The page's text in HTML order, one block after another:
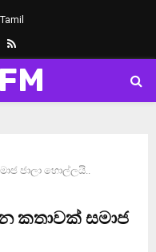
Tamil
Rss
ජාලා හොල්ලයි..
කතාවක් සමාජ